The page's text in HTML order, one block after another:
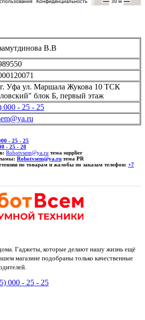
В.В
Уфа ул. Маршала Жукова 10 ТСК
блок Б, первый этаж
000 - 25 - 25
- 25 - 25
- 25 - 20
Robotvsem@ya.ru тема supplier
Robotvsem@ya.ru тема PR
по товарам и жалобы по заказам телефон: +7
Гаджеты, которые делают нашу жизнь ещё
магазине подобраны только качественные
000 - 25 - 25